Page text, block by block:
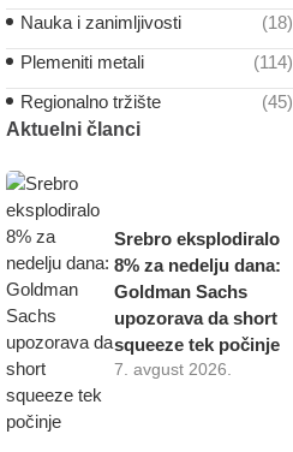
Nauka i zanimljivosti
(18)
Plemeniti metali
(114)
Regionalno tržište
(45)
Aktuelni članci
Srebro eksplodiralo
8% za nedelju dana:
Goldman Sachs
upozorava da short
squeeze tek počinje
7. avgust 2026.